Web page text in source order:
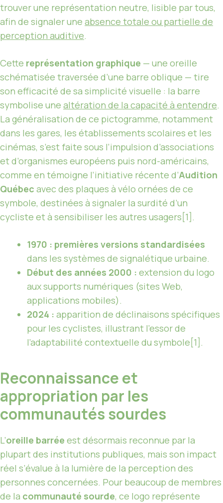
trouver une représentation neutre, lisible par tous,
afin de signaler une absence totale ou partielle de
perception auditive.
Cette représentation graphique — une oreille
schématisée traversée d’une barre oblique — tire
son efficacité de sa simplicité visuelle : la barre
symbolise une altération de la capacité à entendre.
La généralisation de ce pictogramme, notamment
dans les gares, les établissements scolaires et les
cinémas, s’est faite sous l’impulsion d’associations
et d’organismes européens puis nord-américains,
comme en témoigne l’initiative récente d’Audition
Québec avec des plaques à vélo ornées de ce
symbole, destinées à signaler la surdité d’un
cycliste et à sensibiliser les autres usagers[1].
1970 : premières versions standardisées
dans les systèmes de signalétique urbaine.
Début des années 2000 : extension du logo
aux supports numériques (sites Web,
applications mobiles).
2024 : apparition de déclinaisons spécifiques
pour les cyclistes, illustrant l’essor de
l’adaptabilité contextuelle du symbole[1].
Reconnaissance et
appropriation par les
communautés sourdes
L’oreille barrée est désormais reconnue par la
plupart des institutions publiques, mais son impact
réel s’évalue à la lumière de la perception des
personnes concernées. Pour beaucoup de membres
de la communauté sourde, ce logo représente